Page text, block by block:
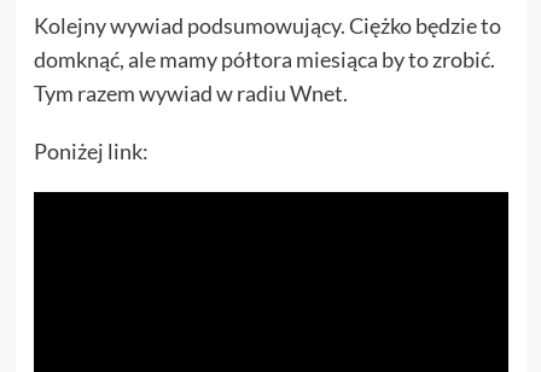
Kolejny wywiad podsumowujący. Ciężko będzie to
domknąć, ale mamy półtora miesiąca by to zrobić.
Tym razem wywiad w radiu Wnet.
Poniżej link: